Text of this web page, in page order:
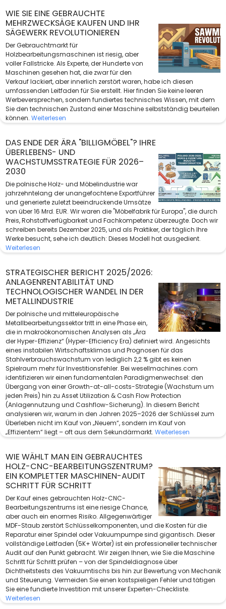
WIE SIE EINE GEBRAUCHTE
MEHRZWECKSÄGE KAUFEN UND IHR
SÄGEWERK REVOLUTIONIEREN
Der Gebrauchtmarkt für
Holzbearbeitungsmaschinen ist riesig, aber
voller Fallstricke. Als Experte, der Hunderte von
Maschinen gesehen hat, die zwar für den
Verkauf lackiert, aber innerlich zerstört waren, habe ich diesen
umfassenden Leitfaden für Sie erstellt. Hier finden Sie keine leeren
Werbeversprechen, sondern fundiertes technisches Wissen, mit dem
Sie den technischen Zustand einer Maschine selbstständig beurteilen
können. Weiterlesen
DAS ENDE DER ÄRA "BILLIGMÖBEL"? IHRE
ÜBERLEBENS- UND
WACHSTUMSSTRATEGIE FÜR 2026–
2030
Die polnische Holz- und Möbelindustrie war
jahrzehntelang der unangefochtene Exportführer
und generierte zuletzt beeindruckende Umsätze
von über 16 Mrd. EUR. Wir waren die "Möbelfabrik für Europa", die durch
Preis, Rohstoffverfügbarkeit und Fachkompetenz überzeugte. Doch wir
schreiben bereits Dezember 2025, und als Praktiker, der täglich Ihre
Werke besucht, sehe ich deutlich: Dieses Modell hat ausgedient.
Weiterlesen
STRATEGISCHER BERICHT 2025/2026:
ANLAGENRENTABILITÄT UND
TECHNOLOGISCHER WANDEL IN DER
METALLINDUSTRIE
Der polnische und mitteleuropäische
Metallbearbeitungssektor tritt in eine Phase ein,
die in makroökonomischen Analysen als „Ära
der Hyper-Effizienz“ (Hyper-Efficiency Era) definiert wird. Angesichts
eines instabilen Wirtschaftsklimas und Prognosen für das
Stahlverbrauchswachstum von lediglich 2,2 % gibt es keinen
Spielraum mehr für Investitionsfehler. Bei wesellmachines.com
identifizieren wir einen fundamentalen Paradigmenwechsel: den
Übergang von einer Growth-at-all-costs-Strategie (Wachstum um
jeden Preis) hin zu Asset Utilization & Cash Flow Protection
(Anlagennutzung und Cashflow-Sicherung). In diesem Bericht
analysieren wir, warum in den Jahren 2025–2026 der Schlüssel zum
Überleben nicht im Kauf von „Neuem“, sondern im Kauf von
„Effizientem“ liegt – oft aus dem Sekundärmarkt. Weiterlesen
WIE WÄHLT MAN EIN GEBRAUCHTES
HOLZ-CNC-BEARBEITUNGSZENTRUM?
EIN KOMPLETTER MASCHINEN-AUDIT
SCHRITT FÜR SCHRITT
Der Kauf eines gebrauchten Holz-CNC-
Bearbeitungszentrums ist eine riesige Chance,
aber auch ein enormes Risiko. Allgegenwärtiger
MDF-Staub zerstört Schlüsselkomponenten, und die Kosten für die
Reparatur einer Spindel oder Vakuumpumpe sind gigantisch. Dieser
vollständige Leitfaden (5K+ Wörter) ist ein professioneller technischer
Audit auf den Punkt gebracht. Wir zeigen Ihnen, wie Sie die Maschine
Schritt für Schritt prüfen – von der Spindeldiagnose über
Dichtheitstests des Vakuumtischs bis hin zur Bewertung von Mechanik
und Steuerung. Vermeiden Sie einen kostspieligen Fehler und tätigen
Sie eine fundierte Investition mit unserer Experten-Checkliste.
Weiterlesen